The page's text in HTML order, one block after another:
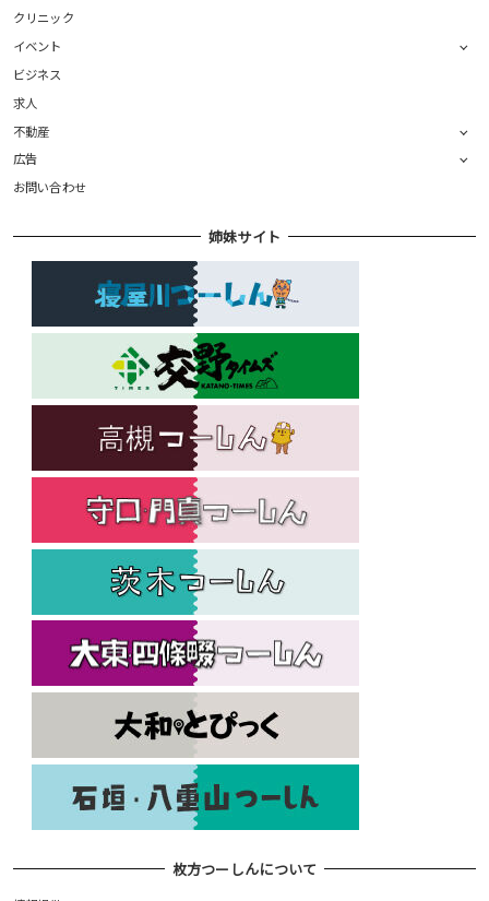
クリニック
イベント
ビジネス
求人
不動産
広告
お問い合わせ
姉妹サイト
枚方つーしんについて